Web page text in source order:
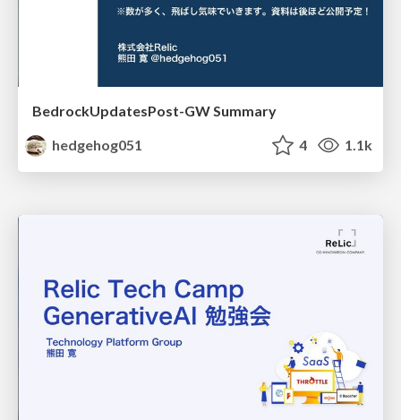
BedrockUpdatesPost-GW Summary
hedgehog051
4 1.1k